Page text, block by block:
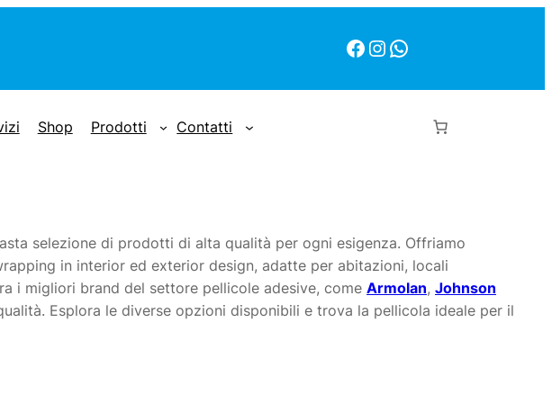
Facebook Instagram WhatsApp
Shop Prodotti Contatti
selezione di prodotti di alta qualità per ogni esigenza. Offriamo
in interior ed exterior design, adatte per abitazioni, locali
i migliori brand del settore pellicole adesive, come Armolan, Johnson
Esplora le diverse opzioni disponibili e trova la pellicola ideale per il